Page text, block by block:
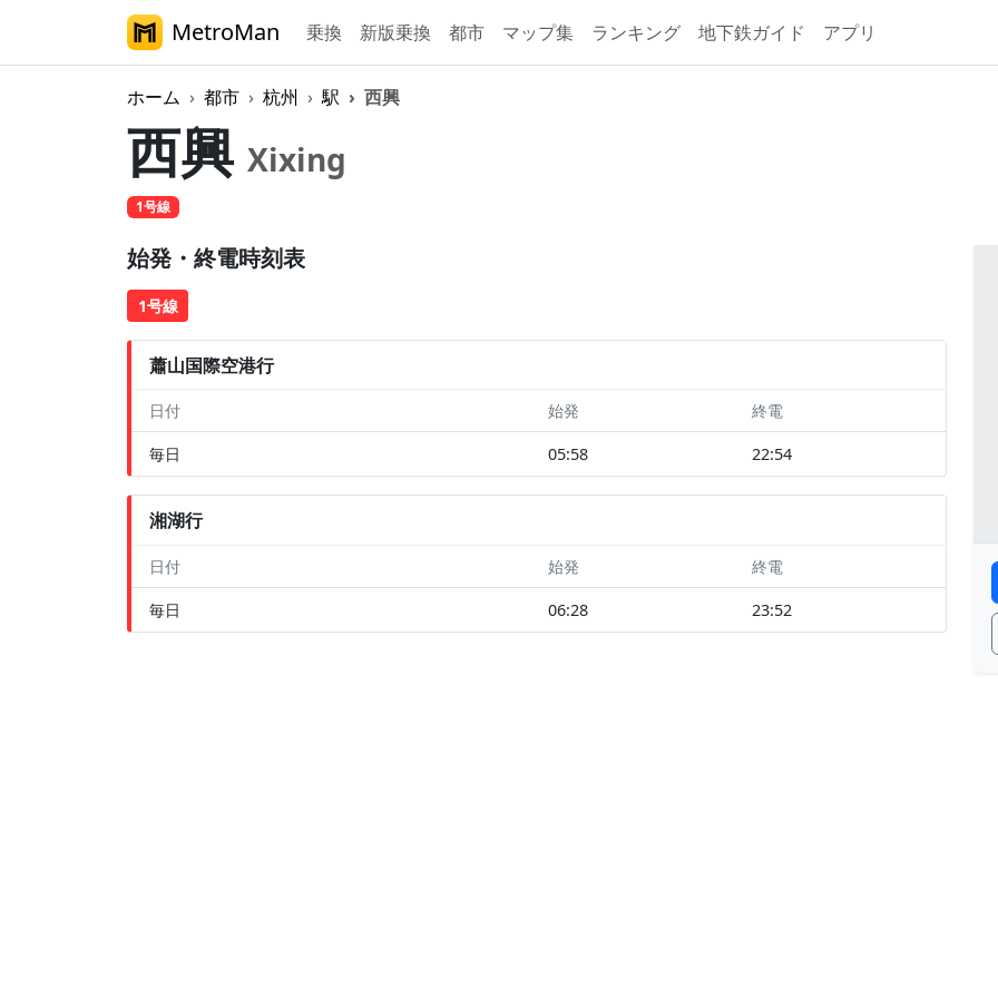
MetroMan 乗換 新版乗換 都市 マップ集 ランキング 地下鉄ガイド アプリ
ホーム 都市 杭州 駅 西興
西興 Xixing
1号線
始発・終電時刻表
1号線
蕭山国際空港行
日付 始発 終電
毎日 05:58 22:54
湘湖行
日付 始発 終電
毎日 06:28 23:52